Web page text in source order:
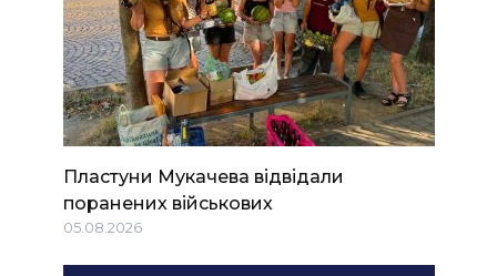
Пластуни Мукачева відвідали
поранених військових
05.08.2026